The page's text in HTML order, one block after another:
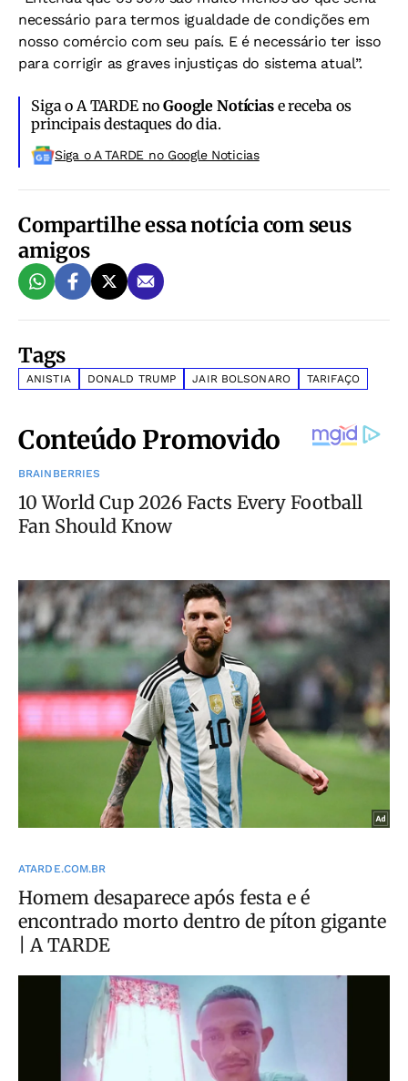
necessário para termos igualdade de condições em
nosso comércio com seu país. E é necessário ter isso
para corrigir as graves injustiças do sistema atual”.
Siga o A TARDE noGoogle Notíciase receba os
principais destaques do dia.
Siga o A TARDE no Google Noticias
Compartilhe essa notícia com seus
amigos
Tags
ANISTIA DONALD TRUMP JAIR BOLSONARO TARIFAÇO